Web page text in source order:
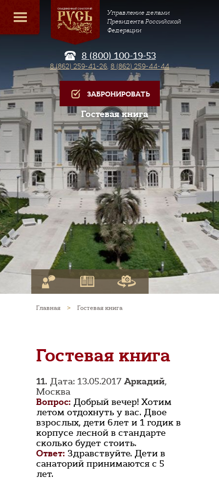
Управление делами
Президента Российской
Федерации
8 (800) 100-19-53
8 (862) 259-41-26, 8 (862) 259-44-44
ЗАБРОНИРОВАТЬ
Гостевая книга
Главная > Гостевая книга
Гостевая книга
11. Дата: 13.05.2017Аркадий,
Москва
Вопрос: Добрый вечер! Хотим
летом отдохнуть у вас. Двое
взрослых, дети 6лет и 1 годик в
корпусе лесной в стандарте
сколько будет стоить.
Ответ: Здравствуйте. Дети в
санаторий принимаются с 5
лет.